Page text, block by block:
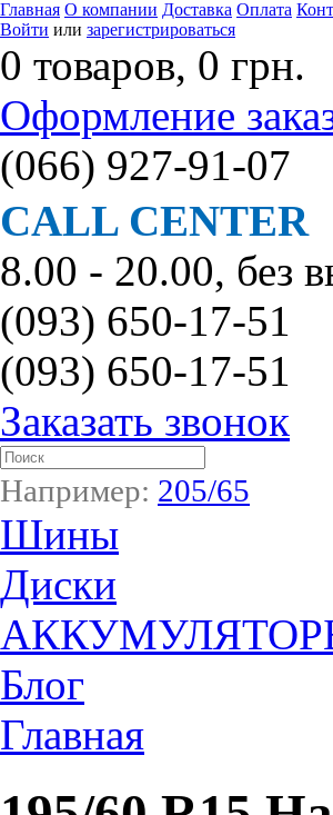
Главная О компании Доставка Оплата
Войти или зарегистрироваться
0 товаров, 0 грн.
Оформление
(066) 927-91-07
CALL CENTER
8.00 - 20.00, без
(093) 650-17-51
(093) 650-17-51
Заказать звонок
Например: 205/65
Шины
Диски
Блог
Главная